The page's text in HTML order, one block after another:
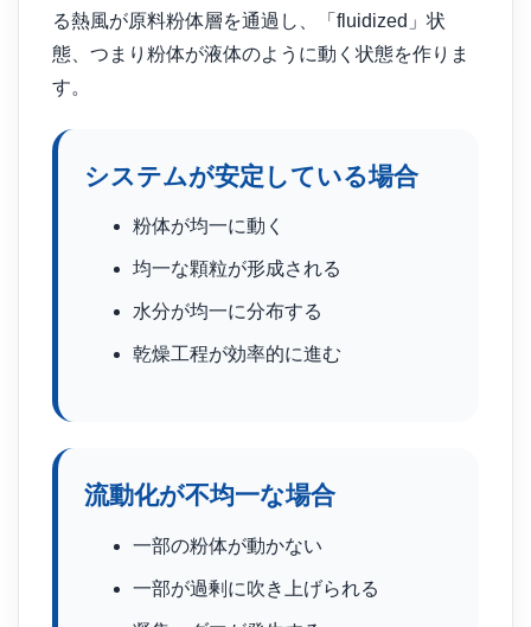
る熱風が原料粉体層を通過し、「fluidized」状
態、つまり粉体が液体のように動く状態を作りま
す。
システムが安定している場合
粉体が均一に動く
均一な顆粒が形成される
水分が均一に分布する
乾燥工程が効率的に進む
流動化が不均一な場合
一部の粉体が動かない
一部が過剰に吹き上げられる